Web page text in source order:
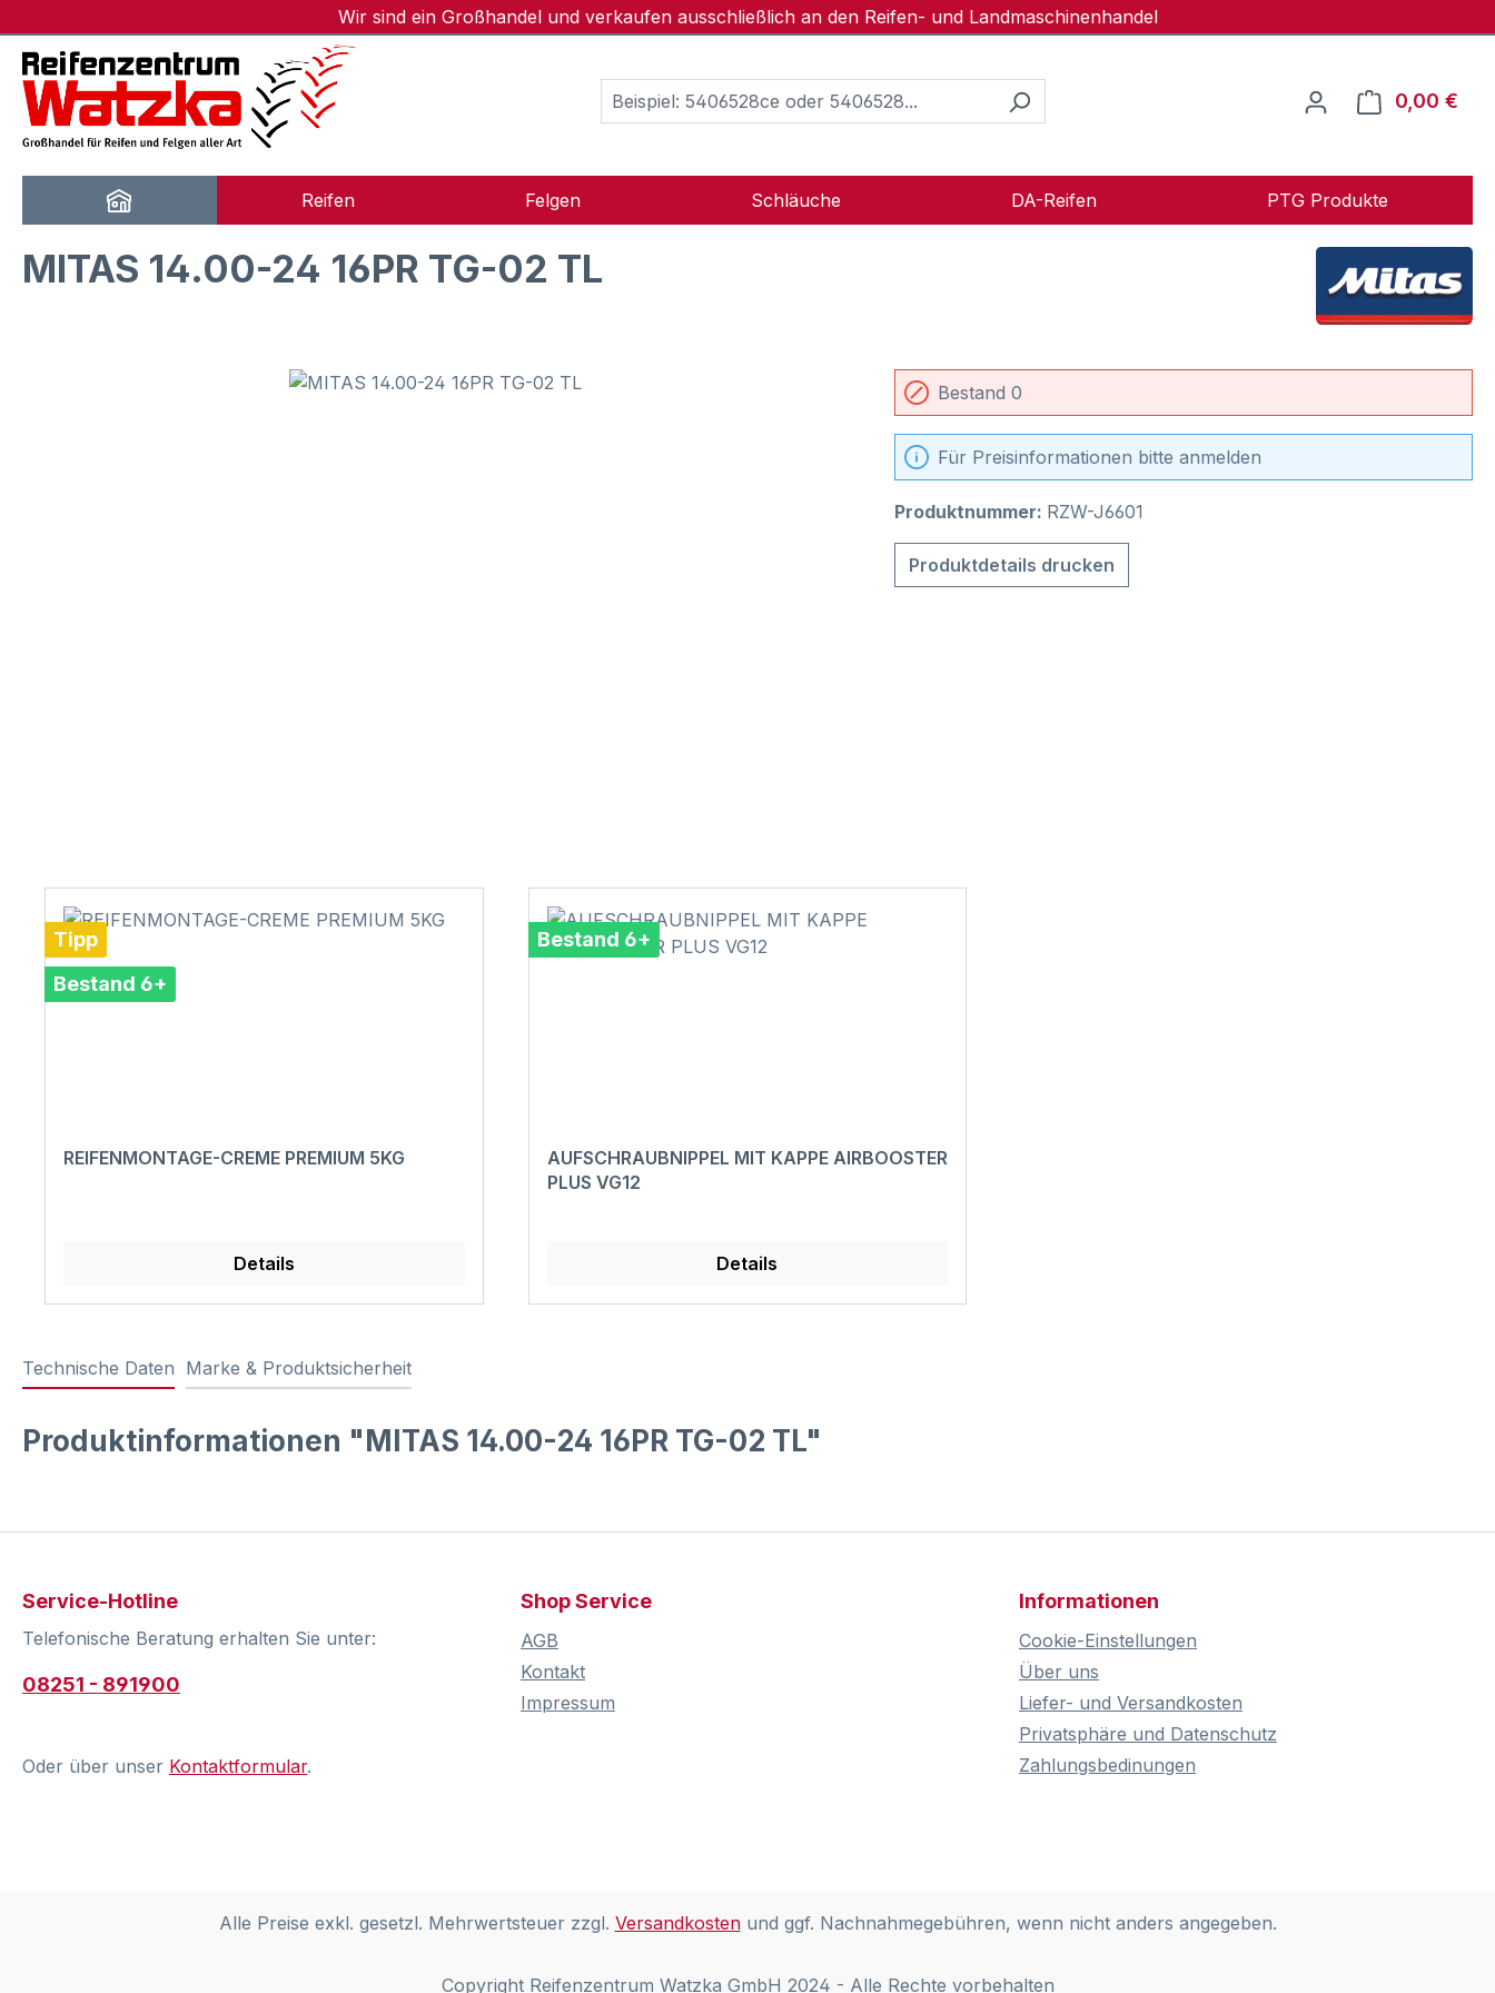
Wir sind ein Großhandel und verkaufen ausschließlich an den Reifen- und Landmaschinenhandel
0,00 €
Reifen Felgen Schläuche DA-Reifen PTG Produkte
MITAS 14.00-24 16PR TG-02 TL
Bestand 0
Für Preisinformationen bitte anmelden
Produktnummer: RZW-J6601
Produktdetails drucken
Tipp
Bestand 6+
REIFENMONTAGE-CREME PREMIUM 5KG
Details
Bestand 6+
AUFSCHRAUBNIPPEL MIT KAPPE AIRBOOSTER
PLUS VG12
Details
Technische Daten Marke & Produktsicherheit
Produktinformationen "MITAS 14.00-24 16PR TG-02 TL"
Service-Hotline
Telefonische Beratung erhalten Sie unter:
08251 - 891900
Oder über unser Kontaktformular.
Shop Service
AGB
Kontakt
Impressum
Informationen
Cookie-Einstellungen
Über uns
Liefer- und Versandkosten
Privatsphäre und Datenschutz
Zahlungsbedinungen
Alle Preise exkl. gesetzl. Mehrwertsteuer zzgl. Versandkostenund ggf. Nachnahmegebühren, wenn nicht anders angegeben.
Copyright Reifenzentrum Watzka GmbH 2024 - Alle Rechte vorbehalten